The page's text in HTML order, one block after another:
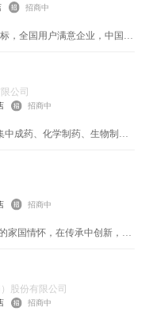
招商中
，全国用户满意企业，中国制
公司
招商中
中成药、化学制药、生物制药
招商中
家国情怀，在传承中创新，在
。2023年中国品牌价值评价信
871的成绩位列“中华老字
股份有限公司
招商中